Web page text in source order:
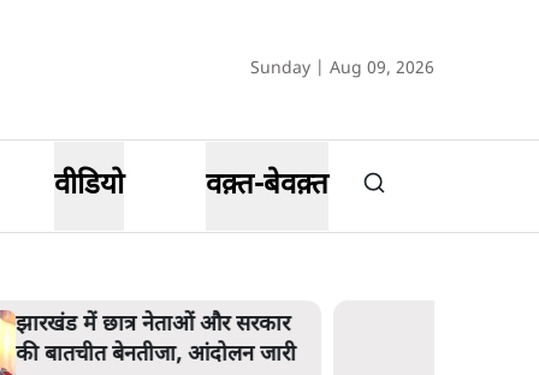
Sunday | Aug 09, 2026
वीडियो वक़्त-बेवक़्त
झारखंड में छात्र नेताओं और सरकार
की बातचीत बेनतीजा, आंदोलन जारी